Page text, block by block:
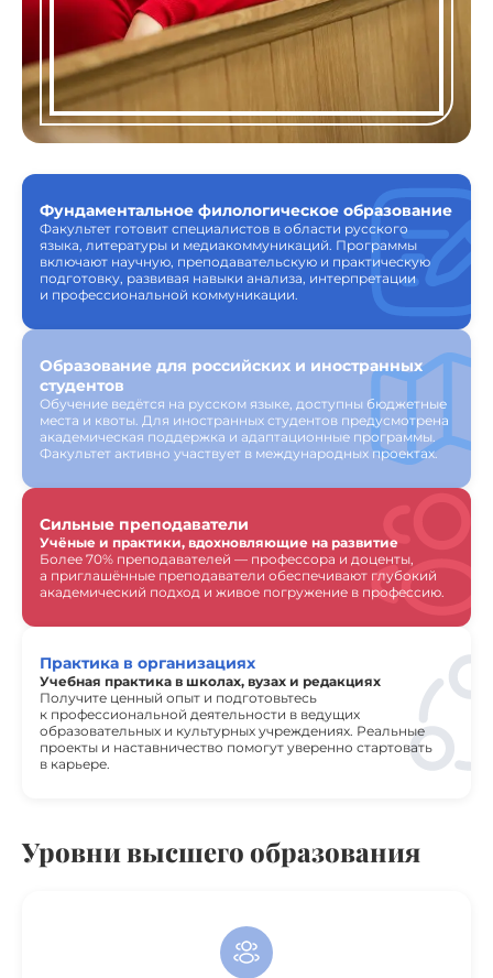
Фундаментальное филологическое образование
Факультет готовит специалистов в области русского
языка, литературы и медиакоммуникаций. Программы
включают научную, преподавательскую и практическую
подготовку, развивая навыки анализа, интерпретации
и профессиональной коммуникации.
Образование для российских и иностранных
студентов
Обучение ведётся на русском языке, доступны бюджетные
места и квоты. Для иностранных студентов предусмотрена
академическая поддержка и адаптационные программы.
Факультет активно участвует в международных проектах.
Сильные преподаватели
Учёные и практики, вдохновляющие на развитие
Более 70% преподавателей — профессора и доценты,
а приглашённые преподаватели обеспечивают глубокий
академический подход и живое погружение в профессию.
Практика в организациях
Учебная практика в школах, вузах и редакциях
Получите ценный опыт и подготовьтесь
к профессиональной деятельности в ведущих
образовательных и культурных учреждениях. Реальные
проекты и наставничество помогут уверенно стартовать
в карьере.
Уровни высшего образования